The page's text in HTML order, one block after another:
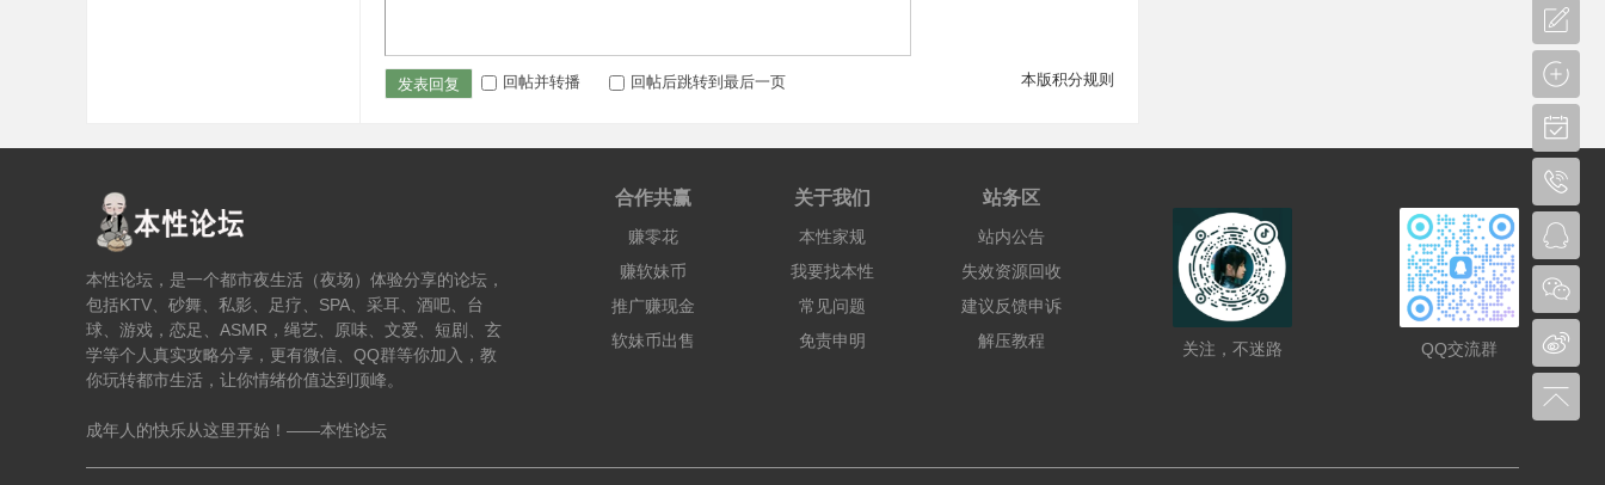
本版积分规则
发表回复 回帖并转播 回帖后跳转到最后一页
本性论坛，是一个都市夜生活（夜场）体验分享的论坛，
包括KTV、砂舞、私影、足疗、SPA、采耳、酒吧、台
球、游戏，恋足、ASMR，绳艺、原味、文爱、短剧、玄
学等个人真实攻略分享，更有微信、QQ群等你加入，教
你玩转都市生活，让你情绪价值达到顶峰。
成年人的快乐从这里开始！——本性论坛
合作共赢
赚零花
赚软妹币
推广赚现金
软妹币出售
关于我们
本性家规
我要找本性
常见问题
免责申明
站务区
站内公告
失效资源回收
建议反馈申诉
解压教程
QQ交流群
关注，不迷路